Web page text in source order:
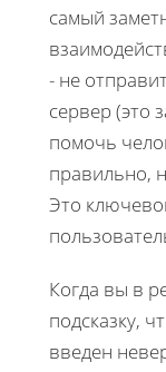
самый
- не
сервер (это
помочь
правильно,
Это
Когда вы в
подсказку,
введен